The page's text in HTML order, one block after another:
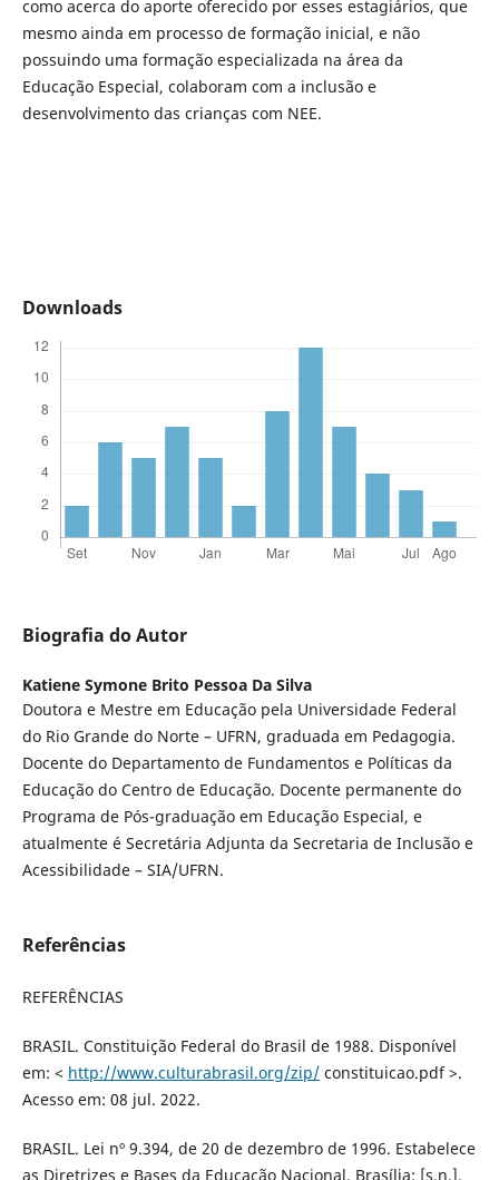
como acerca do aporte oferecido por esses estagiários, que
mesmo ainda em processo de formação inicial, e não
possuindo uma formação especializada na área da
Educação Especial, colaboram com a inclusão e
desenvolvimento das crianças com NEE.
Downloads
Biografia do Autor
Katiene Symone Brito Pessoa Da Silva
Doutora e Mestre em Educação pela Universidade Federal
do Rio Grande do Norte – UFRN, graduada em Pedagogia.
Docente do Departamento de Fundamentos e Políticas da
Educação do Centro de Educação. Docente permanente do
Programa de Pós-graduação em Educação Especial, e
atualmente é Secretária Adjunta da Secretaria de Inclusão e
Acessibilidade – SIA/UFRN.
Referências
REFERÊNCIAS
BRASIL. Constituição Federal do Brasil de 1988. Disponível
em: < http://www.culturabrasil.org/zip/constituicao.pdf >.
Acesso em: 08 jul. 2022.
BRASIL. Lei nº 9.394, de 20 de dezembro de 1996. Estabelece
as Diretrizes e Bases da Educação Nacional. Brasília: [s.n.],